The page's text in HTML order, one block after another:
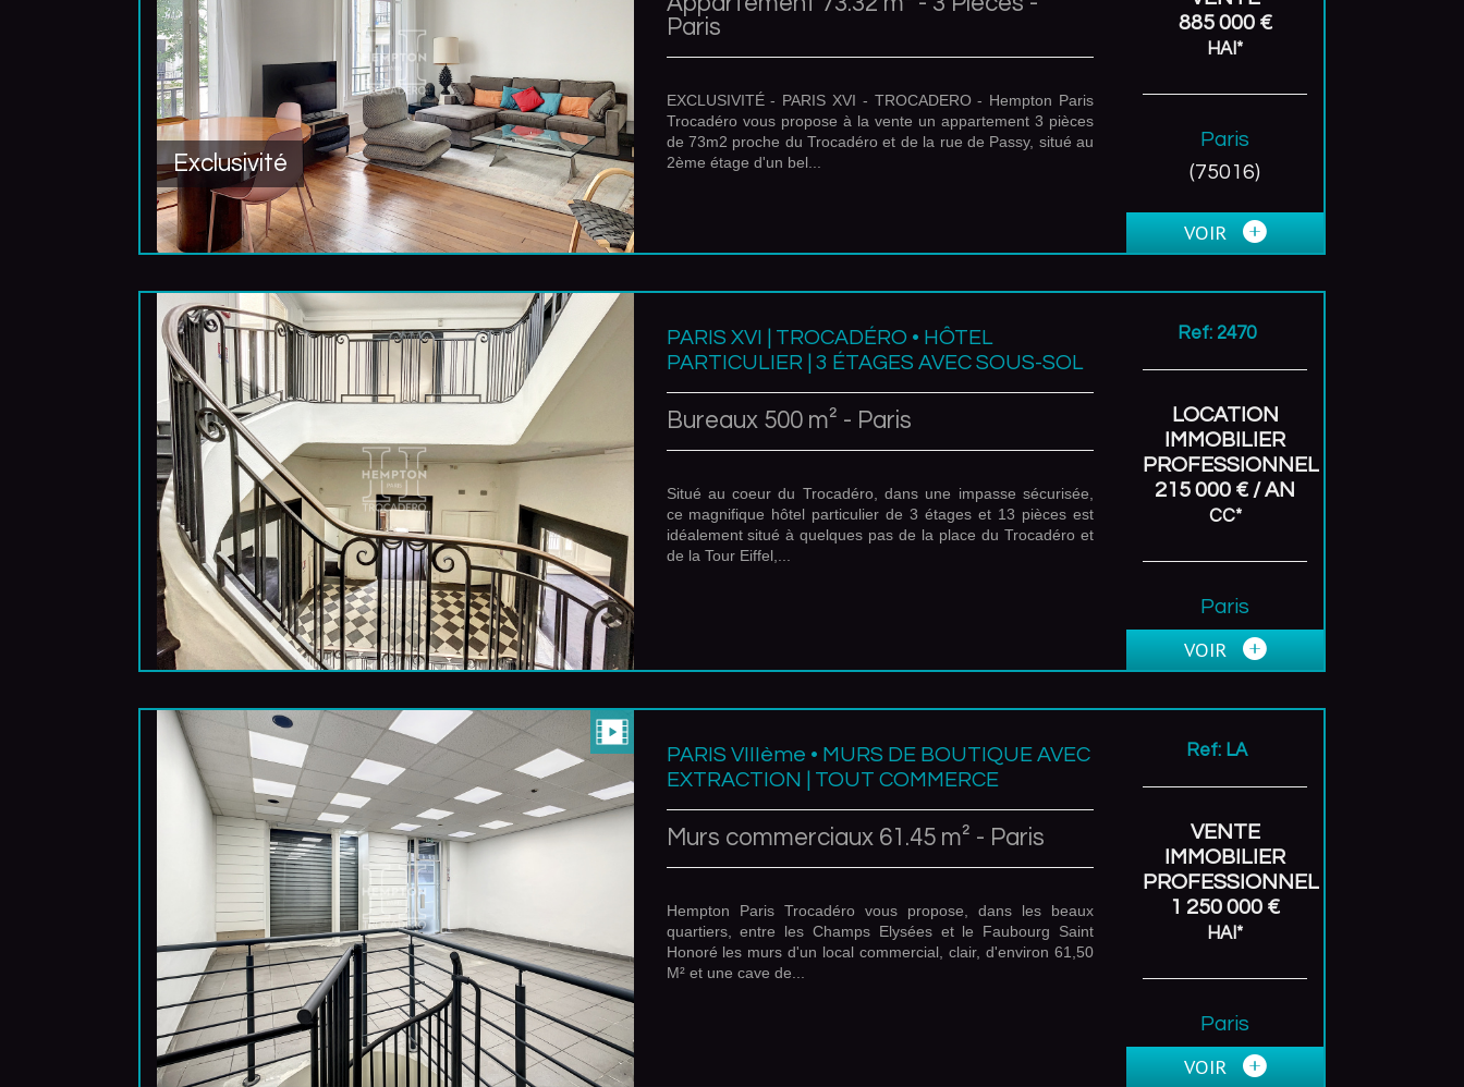
Exclusivité
Paris
EXCLUSIVITÉ - PARIS XVI - TROCADERO - Hempton Paris
Trocadéro vous propose à la vente un appartement 3 pièces
de 73m2 proche du Trocadéro et de la rue de Passy, situé au
2ème étage d'un bel...
885 000 €
HAI*
Paris
(75016)
VOIR
PARIS XVI | TROCADÉRO • HÔTEL
PARTICULIER | 3 ÉTAGES AVEC SOUS-SOL
Bureaux 500 m² - Paris
Situé au coeur du Trocadéro, dans une impasse sécurisée,
ce magnifique hôtel particulier de 3 étages et 13 pièces est
idéalement situé à quelques pas de la place du Trocadéro et
de la Tour Eiffel,...
Ref: 2470
LOCATION
IMMOBILIER
PROFESSIONNEL
215 000 € / AN
CC*
Paris
(75016)
VOIR
PARIS VIIIème • MURS DE BOUTIQUE AVEC
EXTRACTION | TOUT COMMERCE
Murs commerciaux 61.45 m² - Paris
Hempton Paris Trocadéro vous propose, dans les beaux
quartiers, entre les Champs Elysées et le Faubourg Saint
Honoré les murs d'un local commercial, clair, d'environ 61,50
M² et une cave de...
Ref: LA
VENTE
IMMOBILIER
PROFESSIONNEL
1 250 000 €
HAI*
Paris
(75008)
VOIR